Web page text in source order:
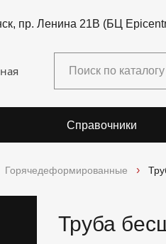
пр. Ленина 21В (БЦ
Справочники
Горячедеформированные
Труба